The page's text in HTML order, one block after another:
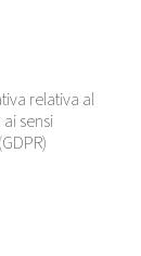
relativa al
sensi